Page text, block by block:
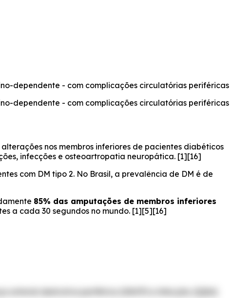
dependente - com complicações circulatórias periféricas
dependente - com complicações circulatórias periféricas
nos membros inferiores de pacientes diabéticos
infecções e osteoartropatia neuropática. [1][16]
com DM tipo 2. No Brasil, a prevalência de DM é de
85% das amputações de membros inferiores
a cada 30 segundos no mundo. [1][5][16]
arterial obstrutiva periférica (DAOP) e infecção. [1][16]